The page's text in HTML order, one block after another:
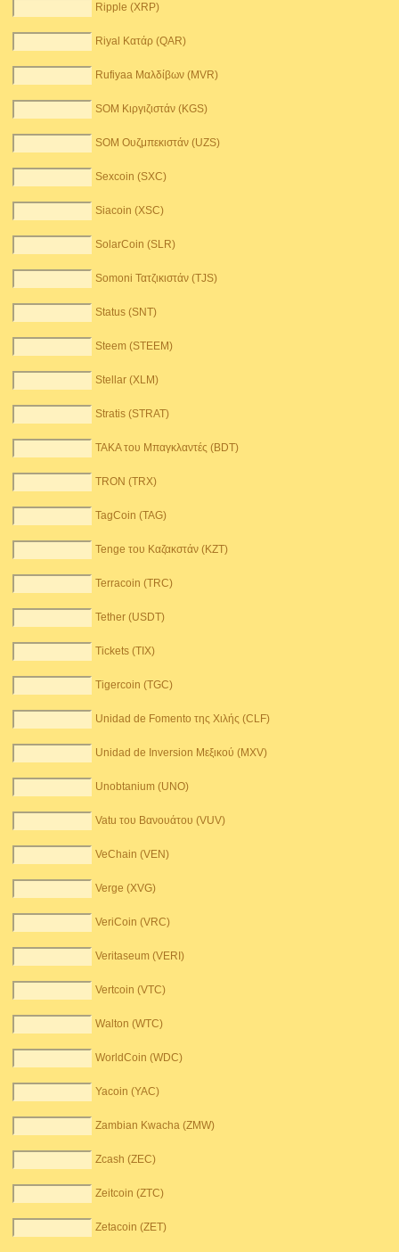
Ripple (XRP)
Riyal Κατάρ (QAR)
Rufiyaa Μαλδίβων (MVR)
SOM Κιργιζιστάν (KGS)
SOM Ουζμπεκιστάν (UZS)
Sexcoin (SXC)
Siacoin (XSC)
SolarCoin (SLR)
Somoni Τατζικιστάν (TJS)
Status (SNT)
Steem (STEEM)
Stellar (XLM)
Stratis (STRAT)
TAKA του Μπαγκλαντές (BDT)
TRON (TRX)
TagCoin (TAG)
Tenge του Καζακστάν (KZT)
Terracoin (TRC)
Tether (USDT)
Tickets (TIX)
Tigercoin (TGC)
Unidad de Fomento της Χιλής (CLF)
Unidad de Inversion Μεξικού (MXV)
Unobtanium (UNO)
Vatu του Βανουάτου (VUV)
VeChain (VEN)
Verge (XVG)
VeriCoin (VRC)
Veritaseum (VERI)
Vertcoin (VTC)
Walton (WTC)
WorldCoin (WDC)
Yacoin (YAC)
Zambian Kwacha (ZMW)
Zcash (ZEC)
Zeitcoin (ZTC)
Zetacoin (ZET)